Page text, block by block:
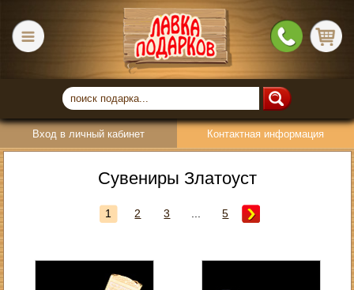
Вход в личный кабинет Контактная информация
Сувениры Златоуст
1 2 3 5